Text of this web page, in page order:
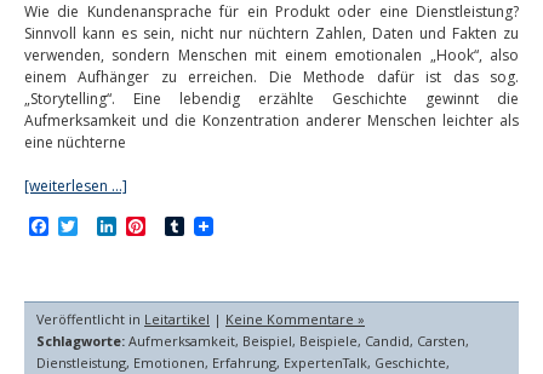
Wie die Kundenansprache für ein Produkt oder eine Dienstleistung?
Sinnvoll kann es sein, nicht nur nüchtern Zahlen, Daten und Fakten zu
verwenden, sondern Menschen mit einem emotionalen „Hook“, also
einem Aufhänger zu erreichen. Die Methode dafür ist das sog.
„Storytelling“. Eine lebendig erzählte Geschichte gewinnt die
Aufmerksamkeit und die Konzentration anderer Menschen leichter als
eine nüchterne
[weiterlesen …]
Facebook
TwitterLinkedIn
PinterestTumblr
Veröffentlicht in Leitartikel | Keine Kommentare »
Schlagworte: Aufmerksamkeit, Beispiel, Beispiele, Candid, Carsten,
Dienstleistung, Emotionen, Erfahrung, ExpertenTalk, Geschichte,